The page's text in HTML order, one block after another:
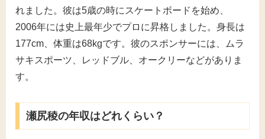
れました。彼は5歳の時にスケートボードを始め、
2006年には史上最年少でプロに昇格しました。身長は
177cm、体重は68kgです。彼のスポンサーには、ムラ
サキスポーツ、レッドブル、オークリーなどがありま
す。
瀬尻稜の年収はどれくらい？